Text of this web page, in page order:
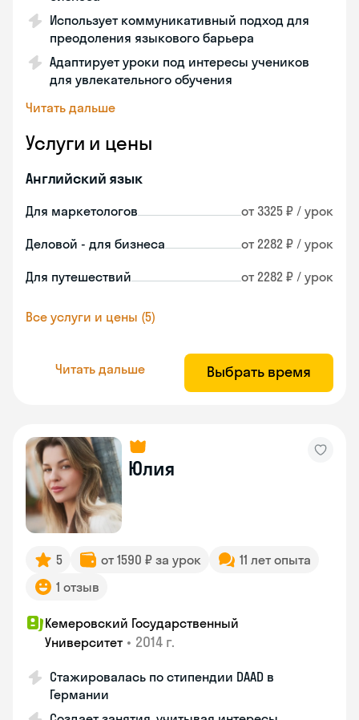
Использует коммуникативный подход для
преодоления языкового барьера
Адаптирует уроки под интересы учеников
для увлекательного обучения
Читать дальше
Услуги и цены
Английский язык
Для маркетологов от 3325 ₽ / урок
Деловой - для бизнеса от 2282 ₽ / урок
Для путешествий от 2282 ₽ / урок
Все услуги и цены (5)
Читать дальше Выбрать время
Юлия
5 от 1590 ₽ за урок
11 лет опыта
1 отзыв
Кемеровский Государственный
Университет • 2014 г.
Стажировалась по стипендии DAAD в
Германии